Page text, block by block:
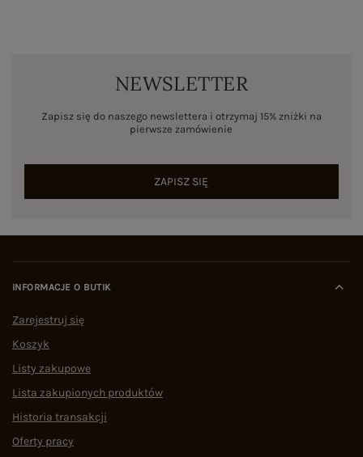
NEWSLETTER
Zapisz się do naszego newslettera i otrzymaj 15% zniżki na
pierwsze zamówienie
ZAPISZ SIĘ
INFORMACJE O BUTIK
Zarejestruj się
Koszyk
Listy zakupowe
Lista zakupionych produktów
Historia transakcji
Oferty pracy